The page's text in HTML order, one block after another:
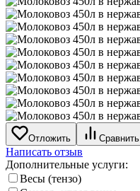
Отложить Сравнить
Написать отзыв
Дополнительные услуги:
Весы (тензо)